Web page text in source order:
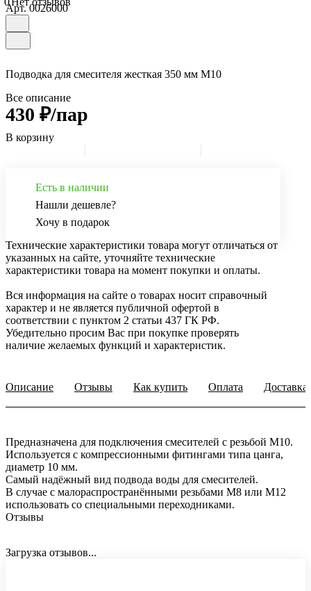
Арт.0026000
Подводка для смесителя жесткая 350 мм М10
Все описание
430 ₽/пар
В корзину
Есть в наличии
Нашли дешевле?
Хочу в подарок
Технические характеристики товара могут отличаться от
указанных на сайте, уточняйте технические
характеристики товара на момент покупки и оплаты.
Вся информация на сайте о товарах носит справочный
характер и не является публичной офертой в
соответствии с пунктом 2 статьи 437 ГК РФ.
Убедительно просим Вас при покупке проверять
наличие желаемых функций и характеристик.
Описание Отзывы Как купить Оплата Доставка
Предназначена для подключения смесителей с резьбой М10.
Используется с компрессионными фитингами типа цанга,
диаметр 10 мм.
Самый надёжный вид подвода воды для смесителей.
В случае с малораспространёнными резьбами М8 или М12
использовать со специальными переходниками.
Отзывы
Загрузка отзывов...